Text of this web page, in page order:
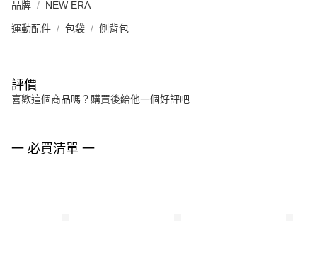
品牌 NEW ERA
運動配件 包袋 側背包
評價
喜歡這個商品嗎？購買後給他一個好評吧
一 必買清單 一